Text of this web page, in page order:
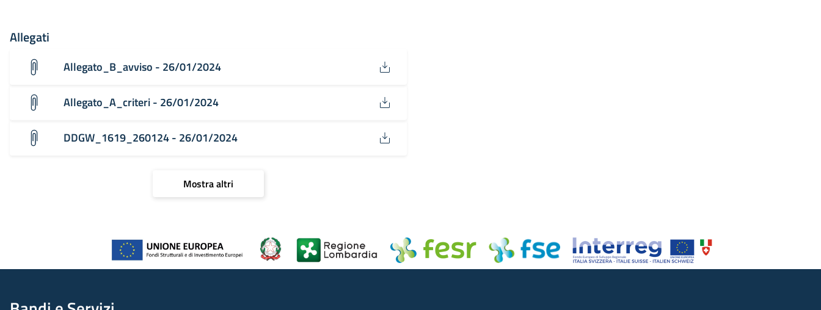
Allegati
Allegato_B_avviso - 26/01/2024
Allegato_A_criteri - 26/01/2024
DDGW_1619_260124 - 26/01/2024
Mostra altri